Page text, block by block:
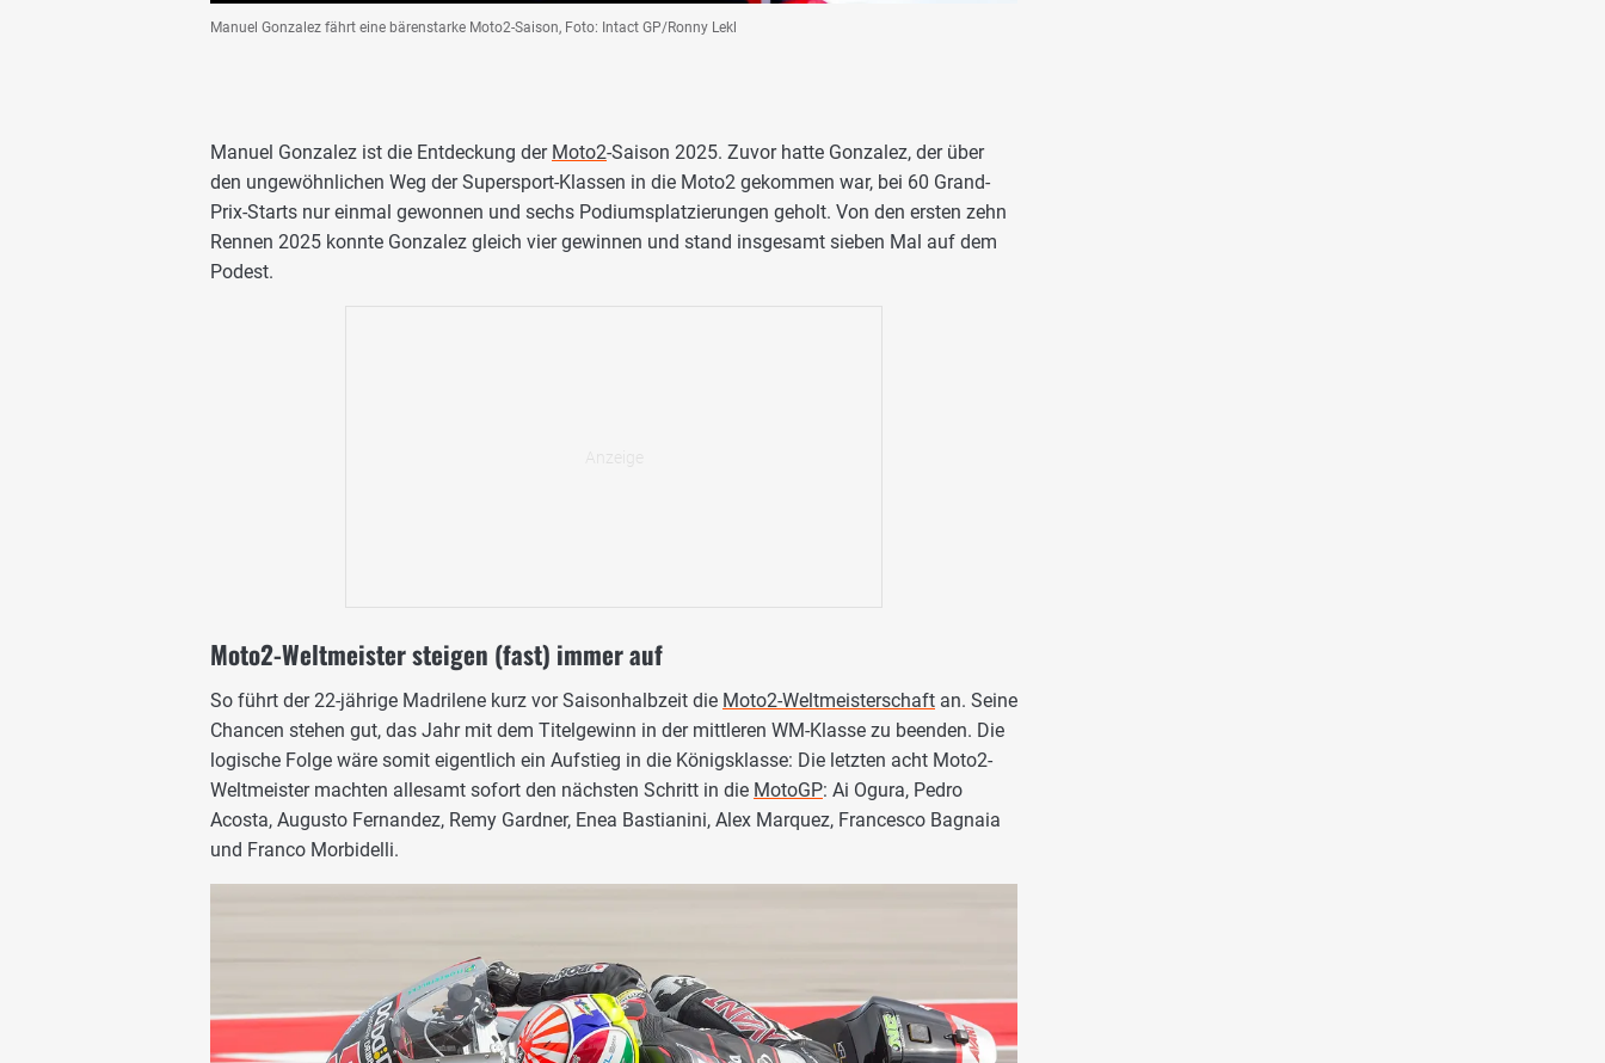
Manuel Gonzalez fährt eine bärenstarke Moto2-Saison, Foto: Intact GP/Ronny Lekl
Manuel Gonzalez ist die Entdeckung der Moto2-Saison 2025. Zuvor hatte Gonzalez, der über
den ungewöhnlichen Weg der Supersport-Klassen in die Moto2 gekommen war, bei 60 Grand-
Prix-Starts nur einmal gewonnen und sechs Podiumsplatzierungen geholt. Von den ersten zehn
Rennen 2025 konnte Gonzalez gleich vier gewinnen und stand insgesamt sieben Mal auf dem
Podest.
Moto2-Weltmeister steigen (fast) immer auf
So führt der 22-jährige Madrilene kurz vor Saisonhalbzeit die Moto2-Weltmeisterschaft an. Seine
Chancen stehen gut, das Jahr mit dem Titelgewinn in der mittleren WM-Klasse zu beenden. Die
logische Folge wäre somit eigentlich ein Aufstieg in die Königsklasse: Die letzten acht Moto2-
Weltmeister machten allesamt sofort den nächsten Schritt in die MotoGP: Ai Ogura, Pedro
Acosta, Augusto Fernandez, Remy Gardner, Enea Bastianini, Alex Marquez, Francesco Bagnaia
und Franco Morbidelli.